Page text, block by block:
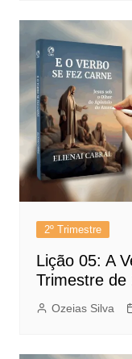
2º Trimestre
Lição 05: A
Trimestre de
Ozeias Silva